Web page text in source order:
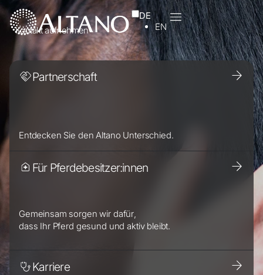
DE
EN
Kontakt aufnehmen
Partnerschaft
Entdecken Sie den Altano Unterschied.
Für Pferdebesitzer:innen
Gemeinsam sorgen wir dafür,
dass Ihr Pferd gesund und aktiv bleibt.
Karriere